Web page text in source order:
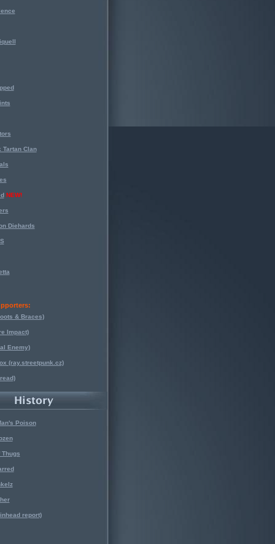
Tartan Clan
NEW!
Diehards
& Braces)
Impact)
Enemy)
(ray.streetpunk.cz)
Poison
Thugs
report)